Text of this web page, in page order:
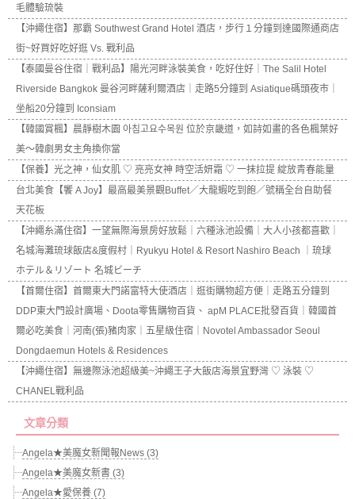
毛體驗琉裝
【沖繩住宿】那霸 Southwest Grand Hotel 酒店，步行１分鐘到達國際通商店
街~好買好吃好逛 Vs. 戰利品
【泰國曼谷住宿｜戰利品】陽光河畔泳裝美食，吃好住好｜The Salil Hotel
Riverside Bangkok 曼谷河畔薩利爾酒店｜走路5分鐘到 Asiatique碼頭夜市｜
坐船20分鐘到 Iconsiam
【韓國賞楓】晨靜樹木園 아침고요수목원 位於京畿道，如詩如畫的各色楓葉好
美～韓劇男女主角換你當
【保養】光之神，仙女肌 ♡ 亮亮女神 時空活妍霜 ♡ 一抹拉提 綻放青春能量
台北美食【饗 A Joy】最高最美景觀Buffet／大龍蝦吃到飽／號稱全台自助餐
天花板
【沖繩糸滿住宿】一望無際海景房好放鬆｜六種泳池設備｜大人小孩都喜歡｜
名城海灘琉球飯店&度假村｜Ryukyu Hotel & Resort Nashiro Beach ｜琉球
ホテル＆リゾート 名城ビーチ
【首爾住宿】首爾東大門諾富特大使酒店｜逛街購物超方便｜走路五分鐘到
DDP東大門設計廣場、Doota零售購物百貨、 apM PLACE批發百貨｜韓國首
爾必吃美食｜河南(張)豬肉家｜五星級住宿｜Novotel Ambassador Seoul
Dongdaemun Hotels & Residences
【沖繩住宿】無邊際泳池超級美~沖繩王子大飯店海景宜野灣 ♡ 泳裝 ♡
CHANEL戰利品
文章分類
Angela★美魔女新聞報News (3)
Angela★美魔女新書 (3)
Angela★愛保養 (7)